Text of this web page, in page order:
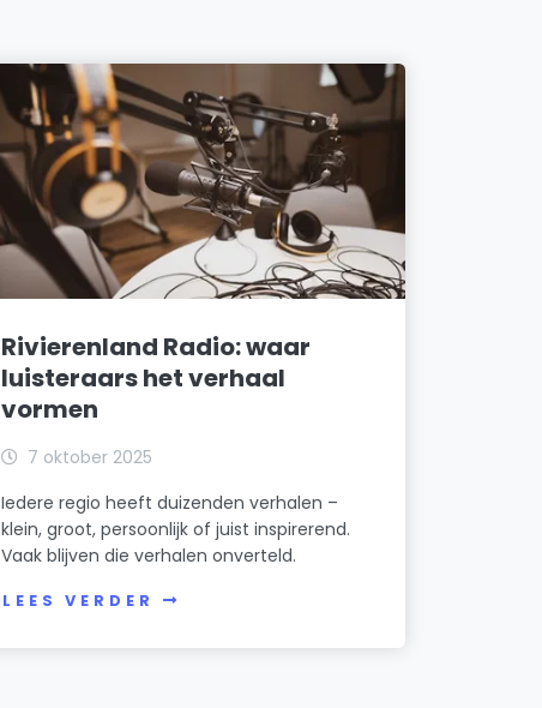
Rivierenland Radio: waar
luisteraars het verhaal
vormen
7 oktober 2025
Iedere regio heeft duizenden verhalen –
klein, groot, persoonlijk of juist inspirerend.
Vaak blijven die verhalen onverteld.
LEES VERDER